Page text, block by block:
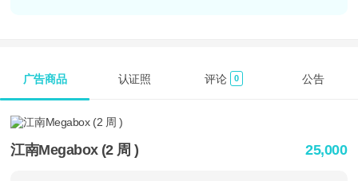
广告商品 认证照 评论 0 公告
江南Megabox (2 周 ) 25,000